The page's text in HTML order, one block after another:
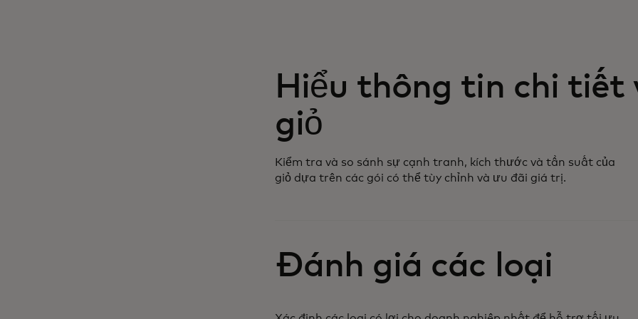
Hiểu thông tin chi tiết
giỏ
Kiểm tra và so sánh sự cạnh tranh, kích thước và tần suất của
giỏ dựa trên các gói có thể tùy chỉnh và ưu đãi giá trị.
Đánh giá các loại